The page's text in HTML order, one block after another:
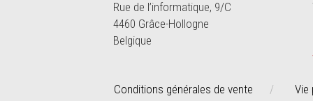
Rue de l’informatique, 9/C
4460 Grâce-Hollogne
Belgique
Conditions générales de vente Vie